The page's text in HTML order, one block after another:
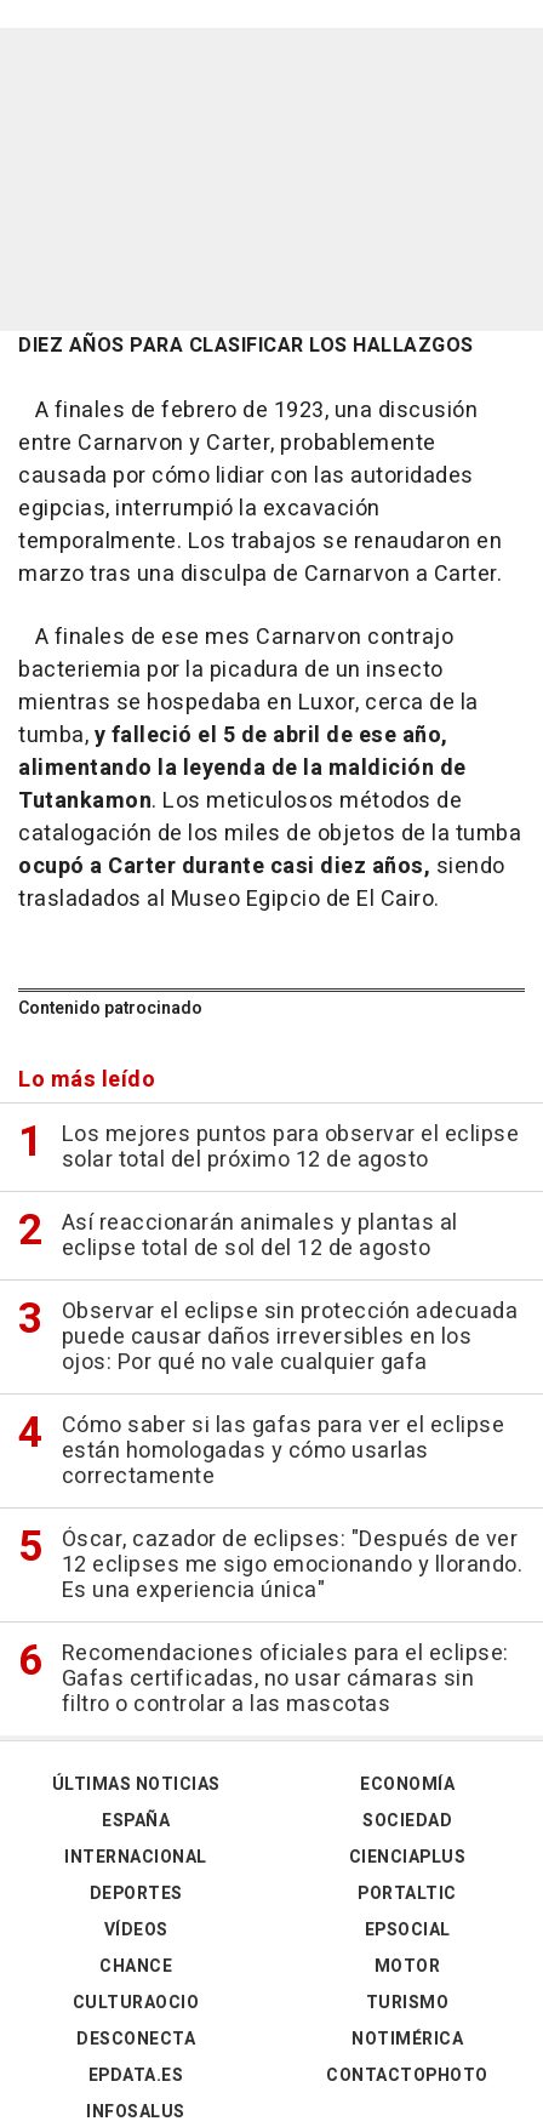
DIEZ AÑOS PARA CLASIFICAR LOS HALLAZGOS
A finales de febrero de 1923, una discusión
entre Carnarvon y Carter, probablemente
causada por cómo lidiar con las autoridades
egipcias, interrumpió la excavación
temporalmente. Los trabajos se renaudaron en
marzo tras una disculpa de Carnarvon a Carter.
A finales de ese mes Carnarvon contrajo
bacteriemia por la picadura de un insecto
mientras se hospedaba en Luxor, cerca de la
tumba,y falleció el 5 de abril de ese año,
alimentando la leyenda de la maldición de
Tutankamon. Los meticulosos métodos de
catalogación de los miles de objetos de la tumba
ocupó a Carter durante casi diez años, siendo
trasladados al Museo Egipcio de El Cairo.
Contenido patrocinado
Lo más leído
Los mejores puntos para observar el eclipse
solar total del próximo 12 de agosto
Así reaccionarán animales y plantas al
eclipse total de sol del 12 de agosto
Observar el eclipse sin protección adecuada
puede causar daños irreversibles en los
ojos: Por qué no vale cualquier gafa
Cómo saber si las gafas para ver el eclipse
están homologadas y cómo usarlas
correctamente
Óscar, cazador de eclipses: "Después de ver
12 eclipses me sigo emocionando y llorando.
Es una experiencia única"
Recomendaciones oficiales para el eclipse:
Gafas certificadas, no usar cámaras sin
filtro o controlar a las mascotas
ÚLTIMAS NOTICIAS
ESPAÑA
INTERNACIONAL
DEPORTES
VÍDEOS
ECONOMÍA
SOCIEDAD
CIENCIAPLUS
PORTALTIC
EPSOCIAL
CHANCE
CULTURAOCIO
DESCONECTA
EPDATA.ES
INFOSALUS
MOTOR
TURISMO
NOTIMÉRICA
CONTACTOPHOTO